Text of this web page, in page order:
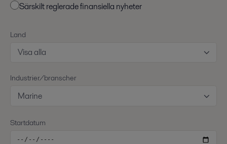
Särskilt reglerade finansiella nyheter
Land
Visa alla
Industrier/branscher
Marine
Startdatum